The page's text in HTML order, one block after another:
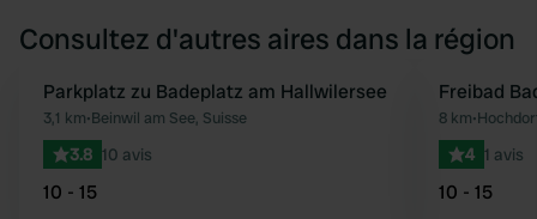
Consultez d'autres aires dans la région
Préféré
Parkplatz zu Badeplatz am Hallwilersee
3,1 km•Beinwil am See, Suisse
3.8 10 avis
10 - 15
Freibad
8 km•
4 1 avis
10 - 15